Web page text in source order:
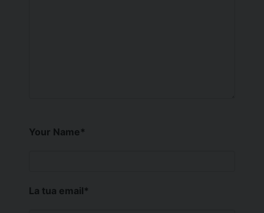
Your Name*
La tua email*